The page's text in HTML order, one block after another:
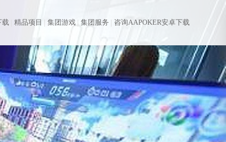
载 精品项目 集团游戏 集团服务 咨询AAPOKER安卓下载